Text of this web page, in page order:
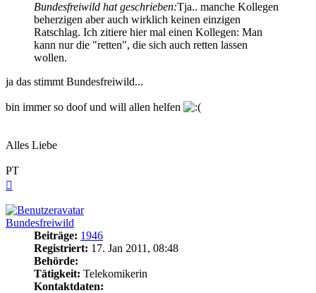
Bundesfreiwild hat geschrieben:Tja.. manche Kollegen
beherzigen aber auch wirklich keinen einzigen
Ratschlag. Ich zitiere hier mal einen Kollegen: Man
kann nur die "retten", die sich auch retten lassen
wollen.
ja das stimmt Bundesfreiwild...
bin immer so doof und will allen helfen
Alles Liebe
PT
Bundesfreiwild
Beiträge: 1946
Registriert: 17. Jan 2011, 08:48
Behörde:
Tätigkeit: Telekomikerin
Kontaktdaten: